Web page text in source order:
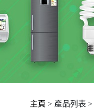
主頁 > 產品列表 >